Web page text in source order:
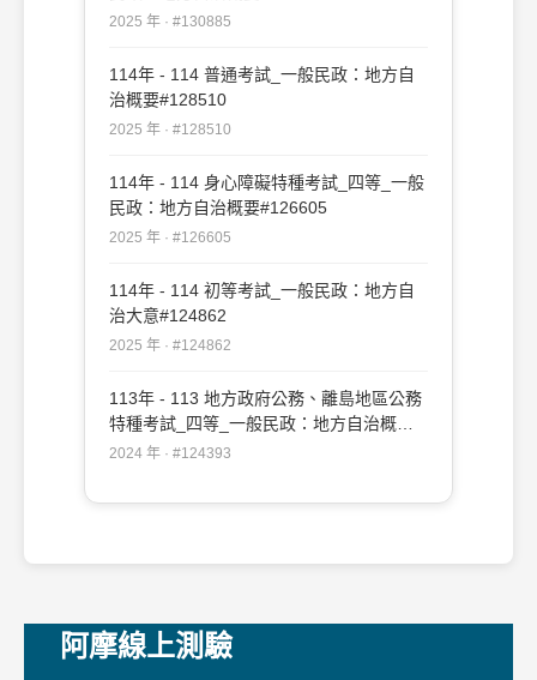
2025 年 · #130885
114年 - 114 普通考試_一般民政：地方自
治概要#128510
2025 年 · #128510
114年 - 114 身心障礙特種考試_四等_一般
民政：地方自治概要#126605
2025 年 · #126605
114年 - 114 初等考試_一般民政：地方自
治大意#124862
2025 年 · #124862
113年 - 113 地方政府公務、離島地區公務
特種考試_四等_一般民政：地方自治概要
#124393
2024 年 · #124393
阿摩線上測驗